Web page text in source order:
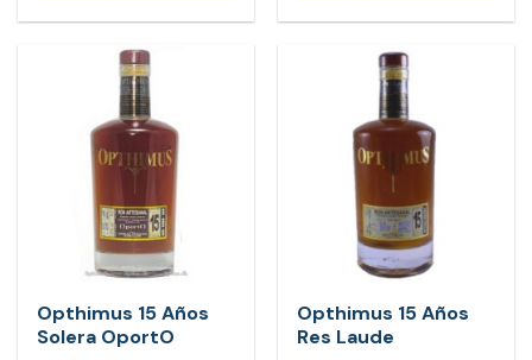
Opthimus 15 Años
Solera OportO
Opthimus 15 Años
Res Laude